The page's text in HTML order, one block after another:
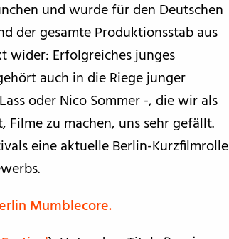
und wurde für den Deutschen
der gesamte Produktionsstab aus
wider: Erfolgreiches junges
auch in die Riege junger
oder Nico Sommer -, die wir als
Filme zu machen, uns sehr gefällt.
eine aktuelle Berlin-Kurzfilmrolle
Mumblecore.